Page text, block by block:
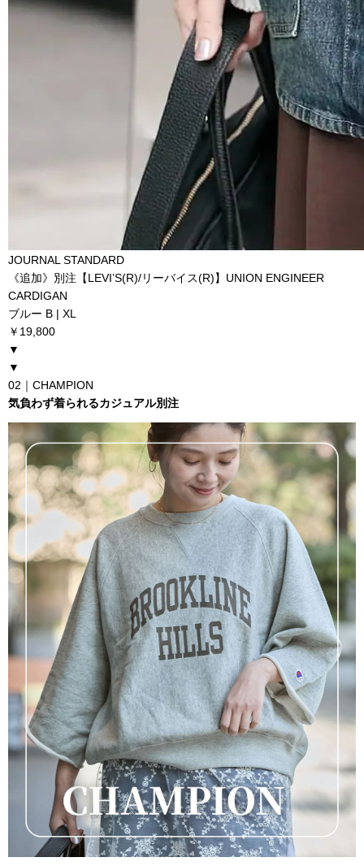
JOURNAL STANDARD
《追加》別注【LEVI’S(R)/リーバイス(R)】UNION ENGINEER
CARDIGAN
ブルー B | XL
￥19,800
▼
▼
02｜ CHAMPION
気負わず着られるカジュアル別注